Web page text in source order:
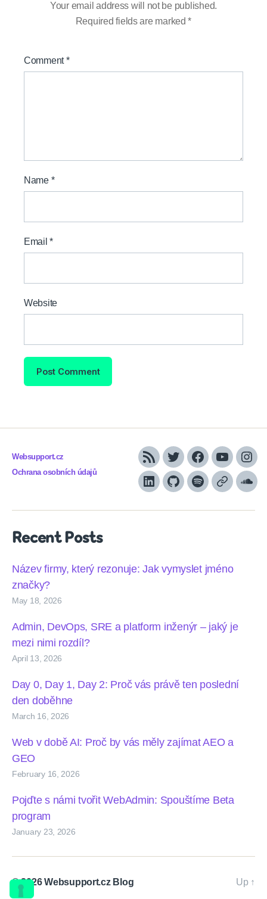
Your email address will not be published.
Required fields are marked*
Comment*
Name *
Email*
Website
Websupport.cz
Ochrana osobních údajů
RSS TwitterFacebook
YouTube
LinkedInGithubSpotifyApple
Recent Posts
Název firmy, který rezonuje: Jak vymyslet jméno
značky?
May 18, 2026
Admin, DevOps, SRE a platform inženýr – jaký je
mezi nimi rozdíl?
April 13, 2026
Day 0, Day 1, Day 2: Proč vás právě ten poslední
den doběhne
March 16, 2026
Web v době AI: Proč by vás měly zajímat AEO a
GEO
February 16, 2026
Pojďte s námi tvořit WebAdmin: Spouštíme Beta
program
January 23, 2026
© 2026Websupport.cz Blog Up ↑